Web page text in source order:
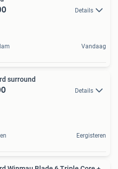
Details
Vandaag
surround
Details
Eergisteren